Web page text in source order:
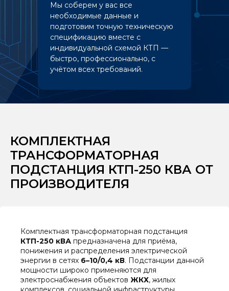
Мы соберем у вас все
необходимые данные и
подготовим точную техническую
спецификацию вместе с
индивидуальной схемой КТП —
быстро, профессионально, с
учётом всех требований.
КОМПЛЕКТНАЯ
ТРАНСФОРМАТОРНАЯ
ПОДСТАНЦИЯ КТП-250 КВА ОТ
ПРОИЗВОДИТЕЛЯ
Комплектная трансформаторная подстанция
КТП-250 кВА предназначена для приёма,
понижения и распределения электрической
энергии в сетях 6–10/0,4 кВ. Подстанции данной
мощности широко применяются для
электроснабжения объектов ЖКХ, жилых